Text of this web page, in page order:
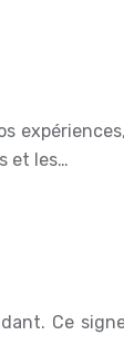
et les…
Ce